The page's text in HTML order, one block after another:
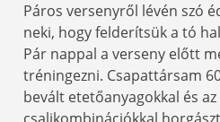
Páros versenyről lévén szó
neki, hogy felderítsük a tó
Pár nappal a verseny előtt
tréningezni. Csapattársam
bevált etetőanyagokkal és